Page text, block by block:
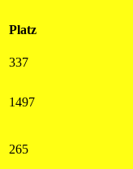
Platz
337
1497
265